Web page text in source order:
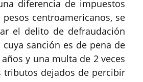
diferencia de impuestos
centroamericanos, se
el delito de defraudación
sanción es de pena de
y una multa de 2 veces
tributos dejados de percibir